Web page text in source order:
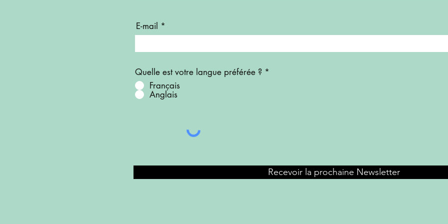
E-mail
Quelle est votre langue préférée ? *
Français
Anglais
Recevoir la prochaine Newsletter